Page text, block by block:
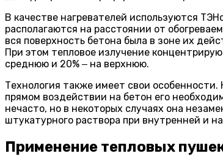
В качестве нагревателей используются
располагаются на расстоянии от
вся поверхность бетона была в зоне их
При этом тепловое излучение
среднюю и 20% ‒ на верхнюю.
Технология также имеет свои
прямом воздействии на бетон его
нечасто, но в некоторых случаях она
штукатурного раствора при внутренней и
Применение тепловых